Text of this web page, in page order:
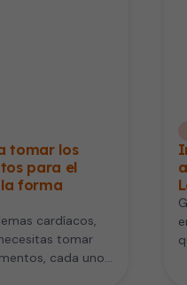
tomar los
para el
forma
cardíacos,
tomar
cada uno